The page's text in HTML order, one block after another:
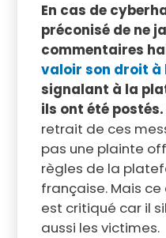
En cas de
préconisé de ne
commentaires
valoir son droit à
signalant à la
ils ont été postés.
retrait de ces
pas une plainte
règles de la
française. Mais
est critiqué car il
aussi les victimes.